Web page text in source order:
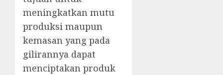
meningkatkan mutu
produksi maupun
kemasan yang pada
gilirannya dapat
menciptakan produk